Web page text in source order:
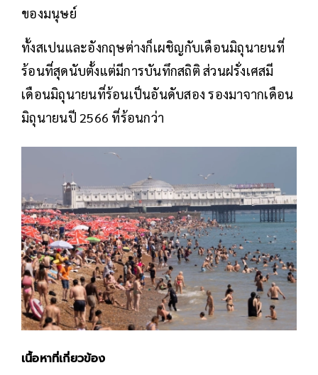
ของมนุษย์
ทั้งสเปนและอังกฤษต่างก็เผชิญกับเดือนมิถุนายนที่
ร้อนที่สุดนับตั้งแต่มีการบันทึกสถิติ ส่วนฝรั่งเศสมี
เดือนมิถุนายนที่ร้อนเป็นอันดับสอง รองมาจากเดือน
มิถุนายนปี 2566 ที่ร้อนกว่า
เนื้อหาที่เกี่ยวข้อง